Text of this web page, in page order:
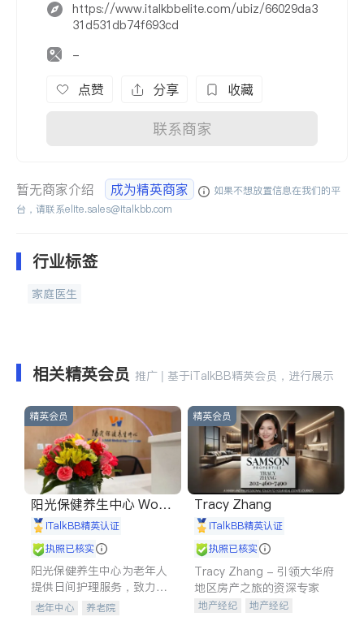
https://www.italkbbelite.com/ubiz/66029da3
31d531db74f693cd
-
点赞 分享 收藏
联系商家
暂无商家介绍 成为精英商家
如果不想放置信息在我们的平
台，请联系elite.sales@italkbb.com
行业标签
家庭医生
相关精英会员 推广 | 基于iTalkBB精英会员，进行展示
精英会员
阳光保健养生中心 World
shine
iTalkBB精英认证
执照已核实
阳光保健养生中心为老年人
提供日间护理服务，致力于
通过持续的护理创新来有效
老年中心 养老院
精英会员
Tracy Zhang
iTalkBB精英认证
执照已核实
Tracy Zhang - 引领大华府
地区房产之旅的资深专家
地产经纪
地产经纪